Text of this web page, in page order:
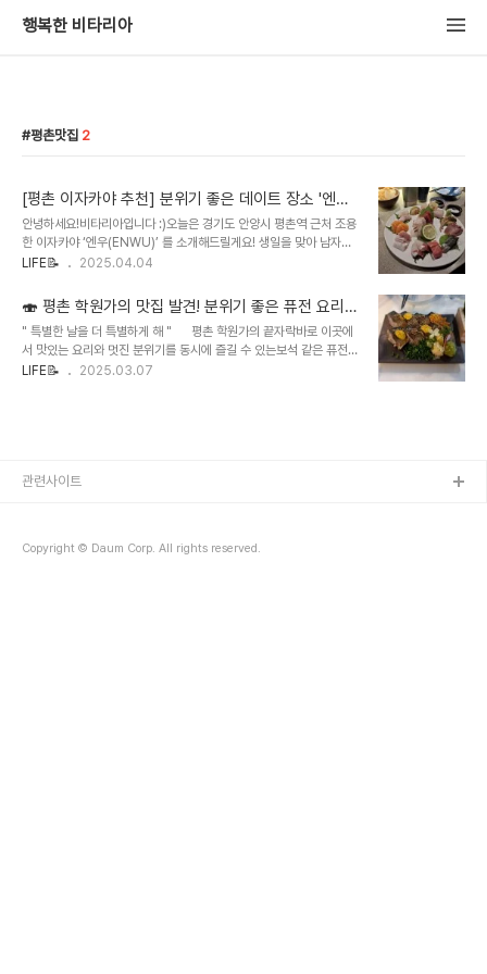
행복한 비타리아
평촌맛집 2
[평촌 이자카야 추천] 분위기 좋은 데이트 장소 '엔우'
방문 후기
안녕하세요!비타리아입니다 :)오늘은 경기도 안양시 평촌역 근처 조용
한 이자카야 ‘엔우(ENWU)’ 를 소개해드릴게요! 생일을 맞아 남자친
구와 다녀온 이자카야인데음식도 술도 분위기도 모든 게 완벽했답니
182번길 23, 201호 위치평촌역 2번 출구에서 도보 약 3분 (깐부치
킨 건물 2층) 영업시간매일 17:00~01:00 (라스트오더 00:00) 예
약 방법[네이버 예약], [캐치테이블], 전화 예약 가능 주차 팁SUV는
타워 주차 불가하니, 안양시청 공영주차장 추천 🍣 분위기 & 인테리어
‘엔우’는 전형적인 시끌벅적한 이자카야가 아닌, 조용하고 아늑한 공간
LIFE📝 2025.04.04
🍣 평촌 학원가의 맛집 발견! 분위기 좋은 퓨전 요리
주점 [ 삼인행 ] 🍷
" 특별한 날을 더 특별하게 해 " 평촌 학원가의 끝자락바로 이곳에
서 맛있는 요리와 멋진 분위기를 동시에 즐길 수 있는보석 같은 퓨전
요리 주점을 찾았어요! ✨ 특히 봉초밥은 정말 입에서 살살 녹는 맛
성도 높은 요리들이에요 😊 게다가 오픈 주방이라 요리가 만들어지는
LIFE📝 2025.03.07
Copyright © Daum Corp. All rights reserved.
관련사이트